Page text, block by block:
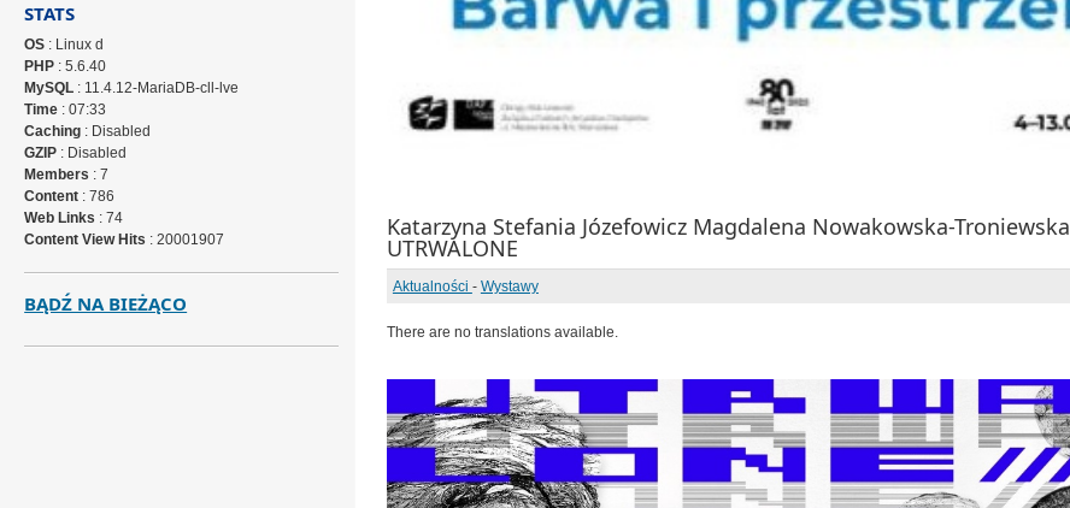
Katarzyna Stefania Józefowicz Magdalena Nowakowska-Troniewska
UTRWALONE
Aktualności - Wystawy
There are no translations available.
STATS
OS : Linux d
PHP : 5.6.40
MySQL : 11.4.12-MariaDB-cll-lve
Time : 07:33
Caching : Disabled
GZIP : Disabled
Members : 7
Content : 786
Web Links : 74
Content View Hits : 20001907
BĄDŹ NA BIEŻĄCO